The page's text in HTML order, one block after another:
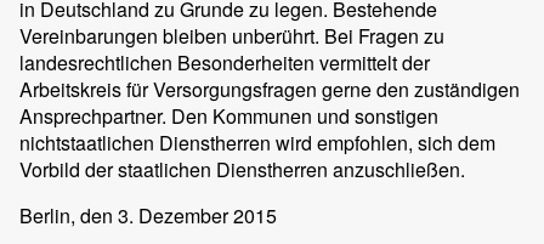
in Deutschland zu Grunde zu legen. Bestehende
Vereinbarungen bleiben unberührt. Bei Fragen zu
landesrechtlichen Besonderheiten vermittelt der
Arbeitskreis für Versorgungsfragen gerne den zuständigen
Ansprechpartner. Den Kommunen und sonstigen
nichtstaatlichen Dienstherren wird empfohlen, sich dem
Vorbild der staatlichen Dienstherren anzuschließen.
Berlin, den 3. Dezember 2015